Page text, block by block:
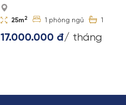
25m2 1 1
17.000.000 đ/ tháng